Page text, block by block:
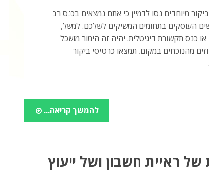
מיוחדים נסו לדמיין כי אתם נמצאים בכנס רב
העוסקים בתחומים המשיקים לשלכם. למשל,
כנס תקשורת דיגיטלית. יהיה זה הימור מושכל
מהנוכחים במקום, תמצאו כרטיסי ביקור
להמשך קריאה...
ראיית חשבון ושל ייעוץ